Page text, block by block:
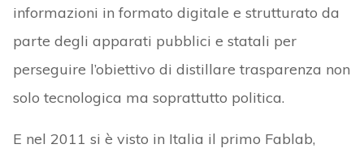
informazioni in formato digitale e strutturato da
parte degli apparati pubblici e statali per
perseguire l’obiettivo di distillare trasparenza non
solo tecnologica ma soprattutto politica.
E nel 2011 si è visto in Italia il primo Fablab,